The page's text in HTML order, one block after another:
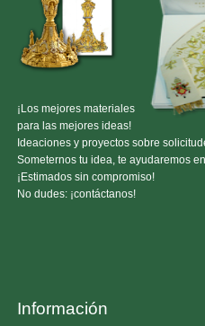
¡Los mejores materiales
para las mejores ideas!
Ideaciones y proyectos sobre
Someternos tu idea, te ayudaremos
¡Estimados sin compromiso!
No dudes: ¡contáctanos!
Información